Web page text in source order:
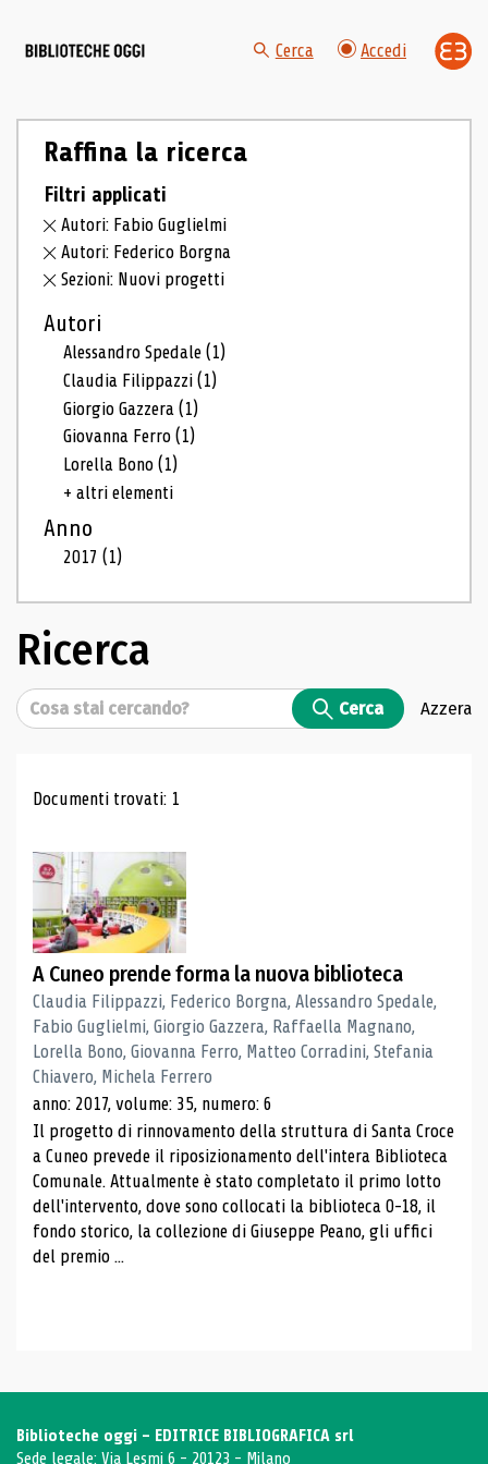
Cerca Accedi
Raffina la ricerca
Filtri applicati
Autori: Fabio Guglielmi
Autori: Federico Borgna
Sezioni: Nuovi progetti
Autori
Alessandro Spedale(1)
Claudia Filippazzi(1)
Giorgio Gazzera(1)
Giovanna Ferro(1)
Lorella Bono(1)
+ altri elementi
Anno
2017(1)
Ricerca
Cerca Cerca Azzera
Risultati di ricerca
Documenti trovati: 1
A Cuneo prende forma la nuova biblioteca
Claudia Filippazzi, Federico Borgna, Alessandro Spedale,
Fabio Guglielmi, Giorgio Gazzera, Raffaella Magnano,
Lorella Bono, Giovanna Ferro, Matteo Corradini, Stefania
Chiavero, Michela Ferrero
anno: 2017, volume: 35, numero: 6
Il progetto di rinnovamento della struttura di Santa Croce
a Cuneo prevede il riposizionamento dell'intera Biblioteca
Comunale. Attualmente è stato completato il primo lotto
dell'intervento, dove sono collocati la biblioteca 0-18, il
fondo storico, la collezione di Giuseppe Peano, gli uffici
del premio ...
Biblioteche oggi - EDITRICE BIBLIOGRAFICA srl
Sede legale: Via Lesmi 6 - 20123 - Milano